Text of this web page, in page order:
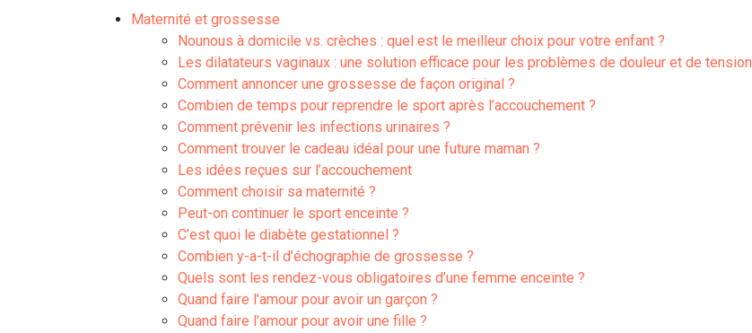
Maternité et grossesse
Nounous à domicile vs. crèches : quel est le meilleur choix pour votre enfant ?
Les dilatateurs vaginaux : une solution efficace pour les problèmes de douleur et de tension
Comment annoncer une grossesse de façon original ?
Combien de temps pour reprendre le sport après l’accouchement ?
Comment prévenir les infections urinaires ?
Comment trouver le cadeau idéal pour une future maman ?
Les idées reçues sur l’accouchement
Comment choisir sa maternité ?
Peut-on continuer le sport enceinte ?
C’est quoi le diabète gestationnel ?
Combien y-a-t-il d’échographie de grossesse ?
Quels sont les rendez-vous obligatoires d’une femme enceinte ?
Quand faire l’amour pour avoir un garçon ?
Quand faire l’amour pour avoir une fille ?